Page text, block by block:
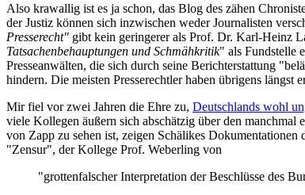
Also krawallig ist es ja schon, das Blog des zähen
der Justiz können sich inzwischen weder Journalisten
Presserecht" gibt kein geringerer als Prof. Dr. Karl-Heinz
Tatsachenbehauptungen und Schmähkritik" als Fundstelle
Presseanwälten, die sich durch seine Berichterstattung
hindern. Die meisten Presserechtler haben übrigens längst
Mir fiel vor zwei Jahren die Ehre zu, Deutschlands wohl
viele Kollegen äußern sich abschätzig über den
von Zapp zu sehen ist, zeigen Schälikes
"Zensur", der Kollege Prof. Weberling von
"grottenfalscher Interpretation der Beschlüsse des